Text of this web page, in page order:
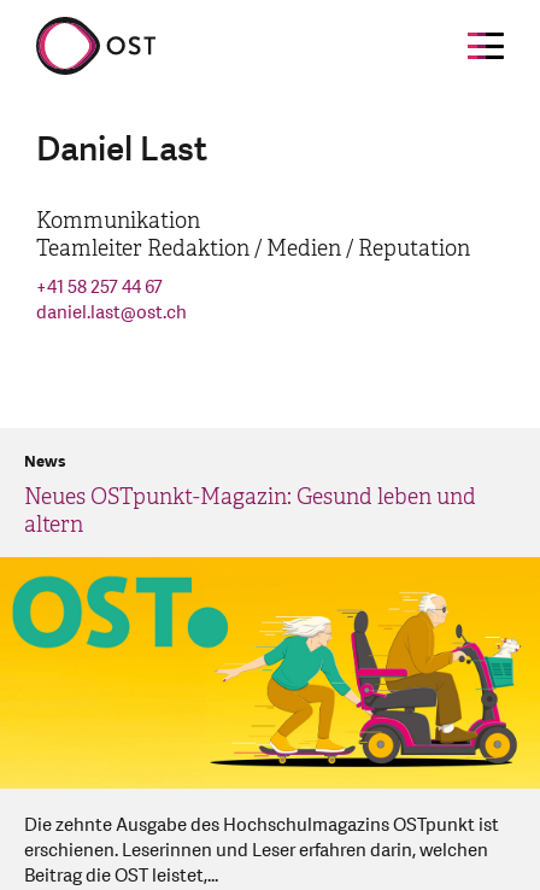
Daniel Last
Kommunikation
Teamleiter Redaktion / Medien / Reputation
+41 58 257 44 67
daniel.last@ost.ch
Neues OSTpunkt-Magazin: Gesund leben und
altern
News
Die zehnte Ausgabe des Hochschulmagazins OSTpunkt ist
erschienen. Leserinnen und Leser erfahren darin, welchen
Beitrag die OST leistet,...